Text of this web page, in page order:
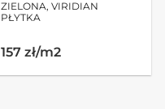
ZIELONA, VIRIDIAN
PŁYTKA
157 zł/m2